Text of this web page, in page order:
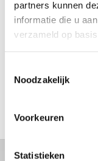
partners kunnen
informatie die u
verzameld op
Noodzakelijk
Voorkeuren
Statistieken